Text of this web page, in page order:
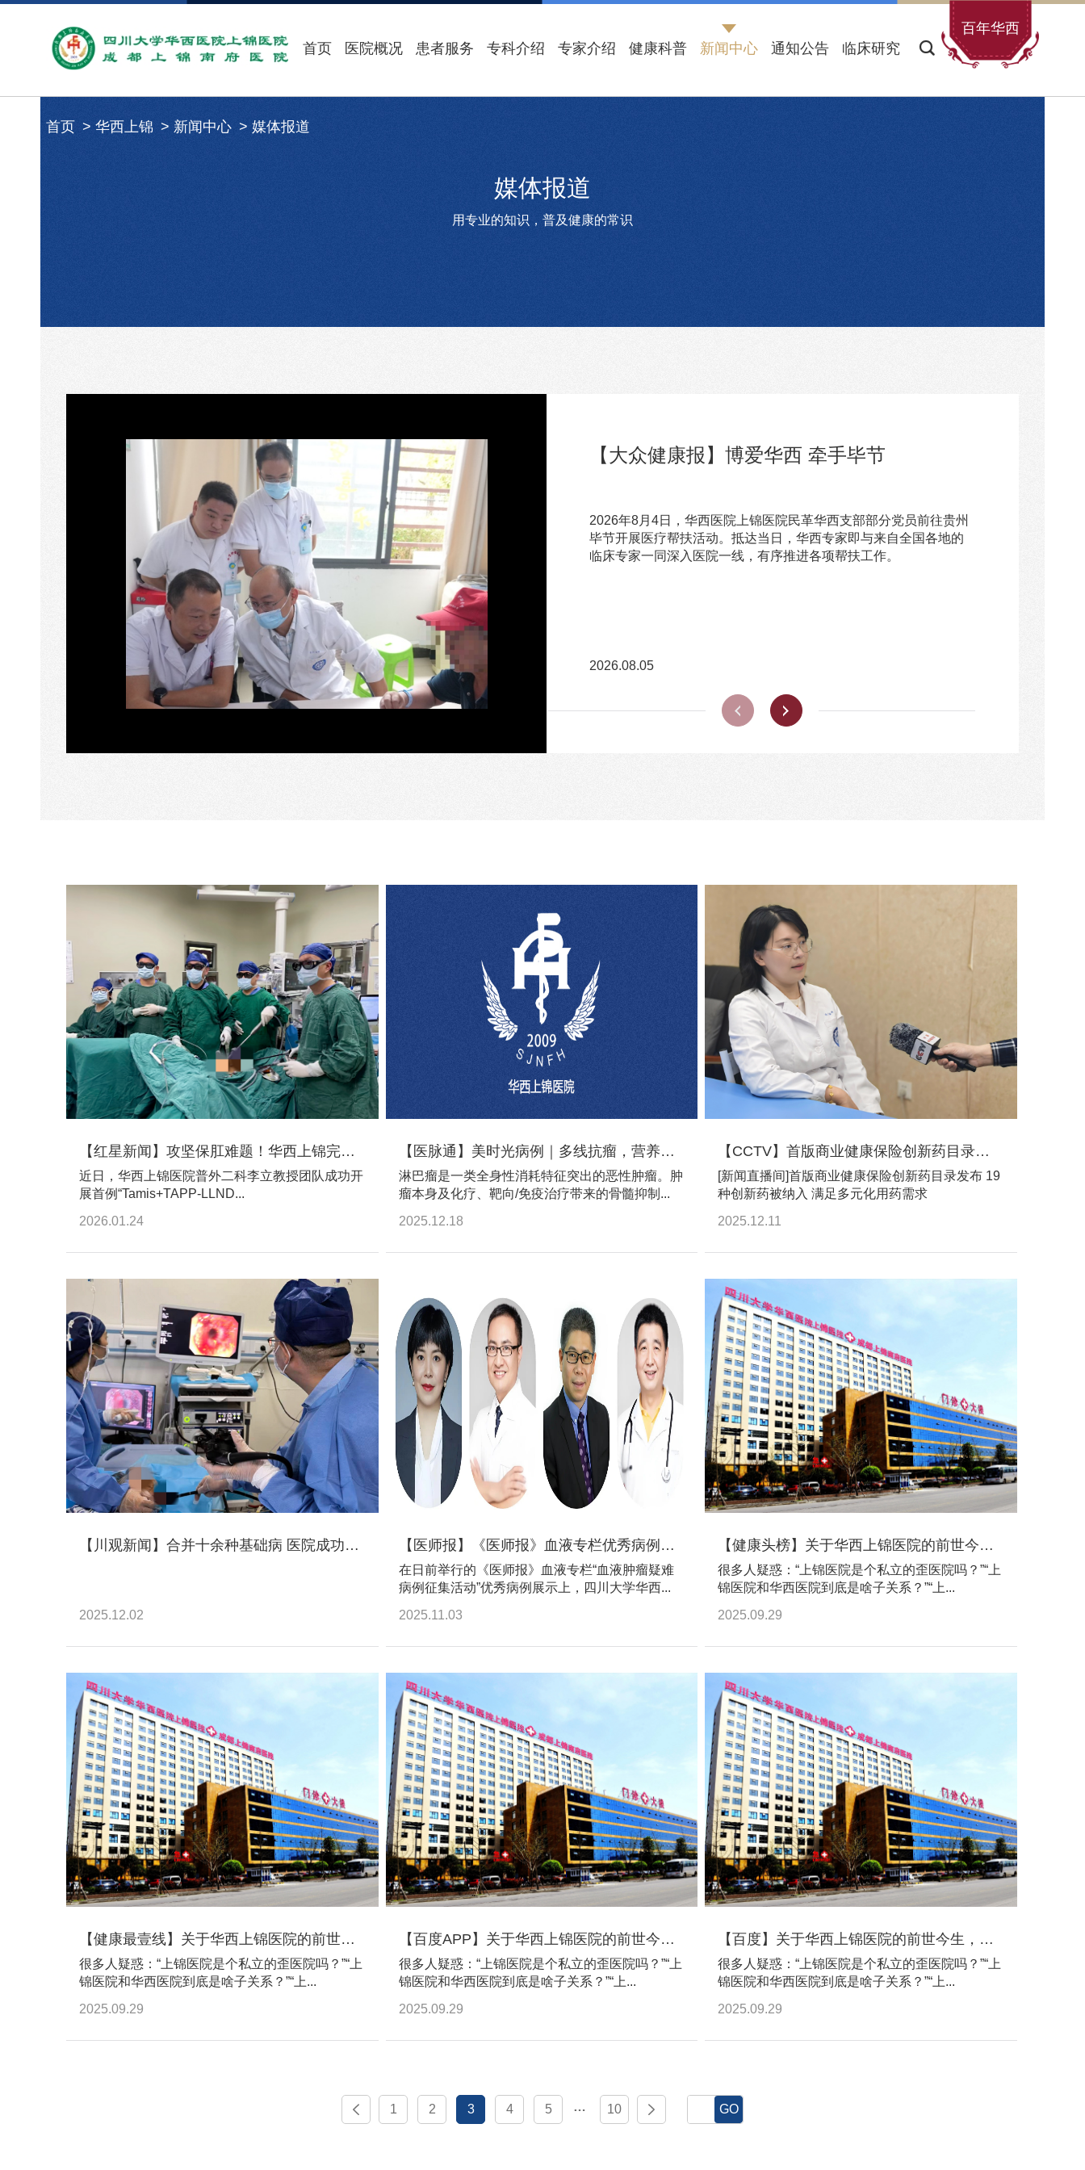
百年华西
首页
医院概况 患者服务 专科介绍 专家介绍 健康科普 新闻中心 通知公告 临床研究
首页 华西上锦 新闻中心 媒体报道
媒体报道
用专业的知识，普及健康的常识
【大众健康报】博爱华西 牵手毕节
2026年8月4日，华西医院上锦医院民革华西支部部分党员前往贵州
毕节开展医疗帮扶活动。抵达当日，华西专家即与来自全国各地的
临床专家一同深入医院一线，有序推进各项帮扶工作。
2026.08.05
【CCTV】关注·服务：今天是世界献血者日
关注·服务：今天是世界献血者日 这些知识要了解 关于献血 这些流
言不要信
2026.06.14
【华西医院】博爱牵手护生命 川黔同心助振
自2023年7月民革贵州省委、民革四川省委联合启动“博爱牵手·生命
护航”三年医疗帮扶行动以来，上锦医院积极响应、主动担当，充分
发挥优质医疗资源优势，持续深耕毕节市医疗帮扶工作，三年深耕
2026.06.10
【成都高新医学会】会员动态：博爱牵手护
作为成都高新医学会的副会长单位，四川大学华西医院上锦医院积
极投身川黔医疗帮扶行动。三年来，医院发挥优质资源优势，派驻
专家驻点帮扶，兼顾技术指导与人才培育，坚持“输血”与“造血”并
2026.06.08
【今日头条】川黔持续深化“博爱牵手·生命护
6月5日，民革贵州省委会、民革四川省委会携手在四川大学华西医
院上锦医院（以下简称:上锦医院）召开“博爱牵手·生命护航”医疗帮
扶行动工作座谈会。两地民革组织、毕节市多家医疗机构及上锦医
2026.06.08
【红星新闻】攻坚保肛难题！华西上锦完成首例复杂低位直肠癌联合手术
近日，华西上锦医院普外二科李立教授团队成功开
展首例“Tamis+TAPP-LLND...
2026.01.24
【医脉通】美时光病例｜多线抗瘤，营养为先——纳米晶型甲地孕酮助力Ｔ细胞淋巴瘤患者跨越多重难关
淋巴瘤是一类全身性消耗特征突出的恶性肿瘤。肿
瘤本身及化疗、靶向/免疫治疗带来的骨髓抑制...
2025.12.18
【CCTV】首版商业健康保险创新药目录发布 19种创新药被纳入 满足多元化用药需求
[新闻直播间]首版商业健康保险创新药目录发布 19
种创新药被纳入 满足多元化用药需求
2025.12.11
【川观新闻】合并十余种基础病 医院成功为百岁患者实施复杂食管手术
2025.12.02
【医师报】《医师报》血液专栏优秀病例展示⑥ | 蒋明/曾丽教授团队：善于“伪装”的滤泡淋巴瘤
在日前举行的《医师报》血液专栏“血液肿瘤疑难
病例征集活动”优秀病例展示上，四川大学华西...
2025.11.03
【健康头榜】关于华西上锦医院的前世今生，答案都在这里
很多人疑惑：“上锦医院是个私立的歪医院吗？”“上
锦医院和华西医院到底是啥子关系？”“上...
2025.09.29
【健康最壹线】关于华西上锦医院的前世今生，答案都在这里
很多人疑惑：“上锦医院是个私立的歪医院吗？”“上
锦医院和华西医院到底是啥子关系？”“上...
2025.09.29
【百度APP】关于华西上锦医院的前世今生，答案都在这里
很多人疑惑：“上锦医院是个私立的歪医院吗？”“上
锦医院和华西医院到底是啥子关系？”“上...
2025.09.29
【百度】关于华西上锦医院的前世今生，答案都在这里
很多人疑惑：“上锦医院是个私立的歪医院吗？”“上
锦医院和华西医院到底是啥子关系？”“上...
2025.09.29
1 2 3 4 5 … 10 GO